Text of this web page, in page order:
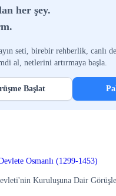
her şey.
seti, birebir rehberlik, canlı
al, netlerini artırmaya başla.
Başlat
Osmanlı (1299-1453)
Kuruluşuna Dair